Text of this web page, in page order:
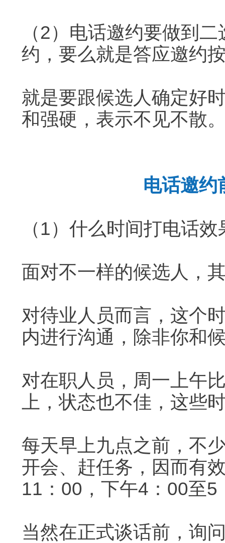
（2）电话邀约要做到
约，要么就是答应邀约
就是要跟候选人确定好
和强硬，表示不见不散
电话邀约
（1）什么时间打电话
面对不一样的候选人，
对待业人员而言，这个
内进行沟通，除非你和
对在职人员，周一上午
上，状态也不佳，这些
每天早上九点之前，不
开会、赶任务，因而有
11：00，下午4：00至5
当然在正式谈话前，询